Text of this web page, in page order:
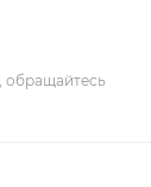
обращайтесь